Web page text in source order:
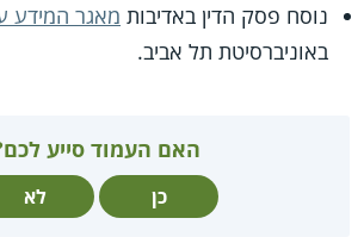
נוסח פסק הדין באדיבות מאגר המידע
באוניברסיטת תל אביב.
האם העמוד סייע
כן לא